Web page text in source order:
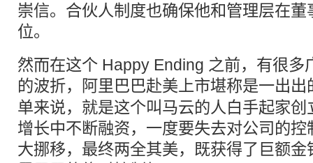
崇信。合伙人制度也确保他和管理层在
位。
然而在这个 Happy Ending 之前，有很多
的波折，
阿里巴巴赴美上市堪称是一出出
单来说，就是这个叫马云的人白手起家
增长中不断融资，一度要失去对公司的
大挪移，最终两全其美，既获得了巨额